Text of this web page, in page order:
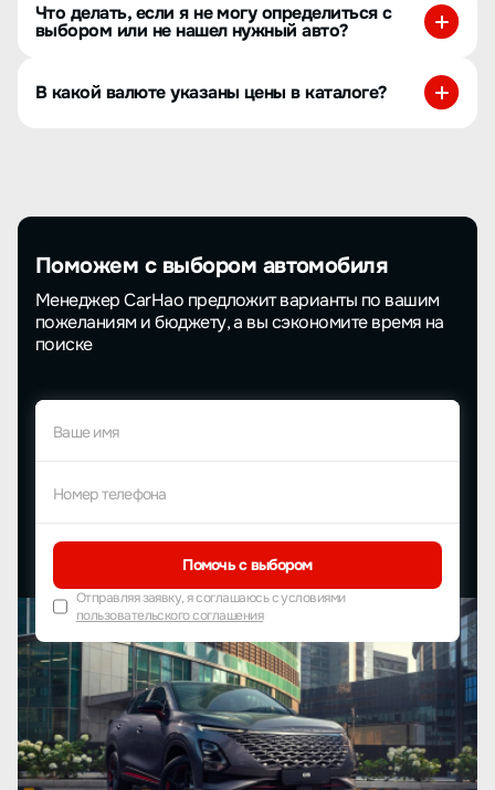
Что делать, если я не могу определиться с
выбором или не нашел нужный авто?
В какой валюте указаны цены в каталоге?
Поможем с выбором автомобиля
Менеджер CarHao предложит варианты по вашим
пожеланиям и бюджету, а вы сэкономите время на
поиске
Ваше имя
Номер телефона
Помочь с выбором
Отправляя заявку, я соглашаюсь с условиями
пользовательского соглашения